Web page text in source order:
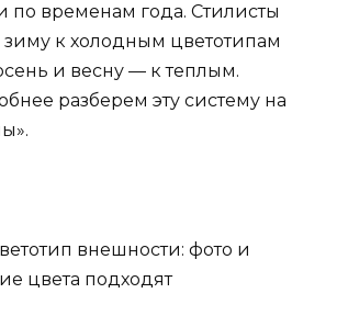
по временам года. Стилисты
зиму к холодным цветотипам
и весну — к теплым.
разберем эту систему на